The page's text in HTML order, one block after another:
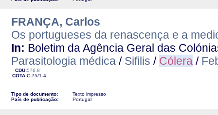
FRANÇA, Carlos
Os portugueses da renascença e a
In: Boletim da Agência Geral das
Parasitologia médica / Sifilis / Cólera /
CDU:576.8
COTA:C-75/1-4
Tipo de documento:
Texto impresso
País de publicação:
Portugal